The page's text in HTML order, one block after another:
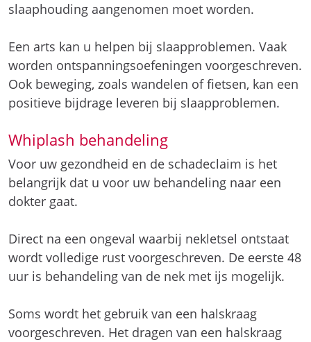
slaaphouding aangenomen moet worden.
Een arts kan u helpen bij slaapproblemen. Vaak
worden ontspanningsoefeningen voorgeschreven.
Ook beweging, zoals wandelen of fietsen, kan een
positieve bijdrage leveren bij slaapproblemen.
Whiplash behandeling
Voor uw gezondheid en de schadeclaim is het
belangrijk dat u voor uw behandeling naar een
dokter gaat.
Direct na een ongeval waarbij nekletsel ontstaat
wordt volledige rust voorgeschreven. De eerste 48
uur is behandeling van de nek met ijs mogelijk.
Soms wordt het gebruik van een halskraag
voorgeschreven. Het dragen van een halskraag